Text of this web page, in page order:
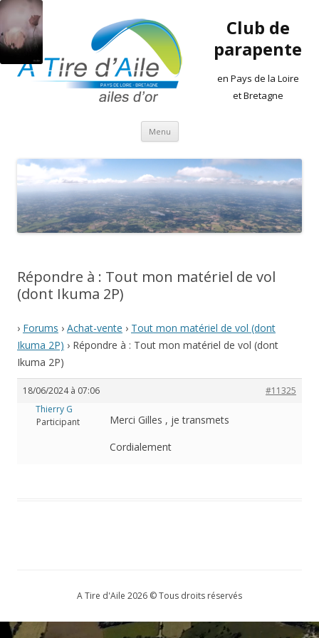
Club de
parapente
en Pays de la Loire
et Bretagne
Menu Aller
contenu
Répondre à : Tout mon matériel de vol
(dont Ikuma 2P)
› Forums › Achat-vente › Tout mon matériel de vol (dont
Ikuma 2P) › Répondre à : Tout mon matériel de vol (dont
Ikuma 2P)
18/06/2024 à 07:06
#11325
Thierry G
Participant
Merci Gilles , je transmets
Cordialement
A Tire d'Aile 2026 © Tous droits réservés